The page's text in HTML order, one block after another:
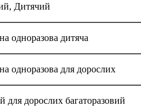
Дитячий
одноразова дитяча
одноразова для дорослих
дорослих багаторазовий